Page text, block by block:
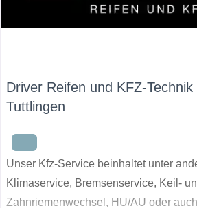
Driver Reifen und KFZ-
Tuttlingen
Unser Kfz-Service beinhaltet unter
Klimaservice, Bremsenservice, Keil-
Zahnriemenwechsel, HU/AU oder